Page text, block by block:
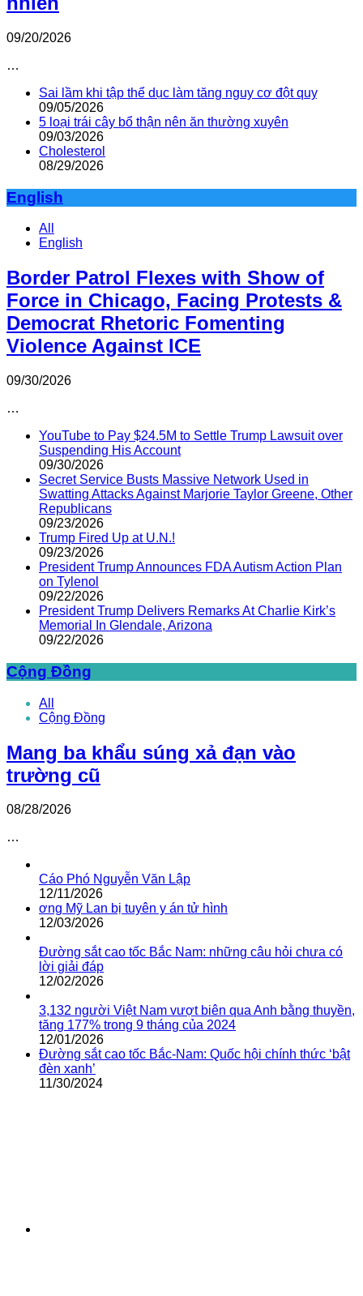
09/20/2026
…
Sai lầm khi tập thể dục làm tăng nguy cơ đột quỵ
09/05/2026
5 loại trái cây bổ thận nên ăn thường xuyên
09/03/2026
Cholesterol
08/29/2026
English
All
English
Border Patrol Flexes with Show of
Force in Chicago, Facing Protests &
Democrat Rhetoric Fomenting
Violence Against ICE
09/30/2026
…
YouTube to Pay $24.5M to Settle Trump Lawsuit over
Suspending His Account
09/30/2026
Secret Service Busts Massive Network Used in
Swatting Attacks Against Marjorie Taylor Greene, Other
Republicans
09/23/2026
Trump Fired Up at U.N.!
09/23/2026
President Trump Announces FDA Autism Action Plan
on Tylenol
09/22/2026
President Trump Delivers Remarks At Charlie Kirk’s
Memorial In Glendale, Arizona
09/22/2026
Cộng Đồng
All
Cộng Đồng
Mang ba khẩu súng xả đạn vào
trường cũ
08/28/2026
…
Cáo Phó Nguyễn Văn Lập
12/11/2026
ơng Mỹ Lan bị tuyên y án tử hình
12/03/2026
Đường sắt cao tốc Bắc Nam: những câu hỏi chưa có
lời giải đáp
12/02/2026
3,132 người Việt Nam vượt biên qua Anh bằng thuyền,
tăng 177% trong 9 tháng của 2024
12/01/2026
Đường sắt cao tốc Bắc-Nam: Quốc hội chính thức ‘bật
đèn xanh’
11/30/2024